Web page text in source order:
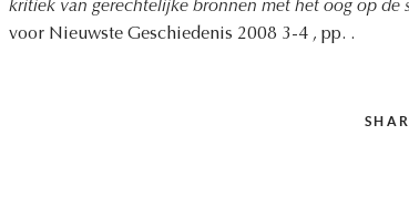
kritiek van gerechtelijke bronnen met het oog op de
voor Nieuwste Geschiedenis 2008 3-4 , pp. .